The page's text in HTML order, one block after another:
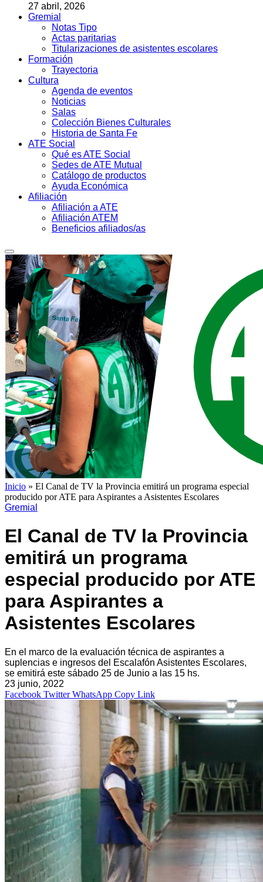
27 abril, 2026
Gremial
Notas Tipo
Actas paritarias
Titularizaciones de asistentes escolares
Formación
Trayectoria
Cultura
Agenda de eventos
Noticias
Salas
Colección Bienes Culturales
Historia de Santa Fe
ATE Social
Qué es ATE Social
Sedes de ATE Mutual
Catálogo de productos
Ayuda Económica
Afiliación
Afiliación a ATE
Afiliación ATEM
Beneficios afiliados/as
Inicio » El Canal de TV la Provincia emitirá un programa especial
producido por ATE para Aspirantes a Asistentes Escolares
Gremial
El Canal de TV la Provincia
emitirá un programa
especial producido por ATE
para Aspirantes a
Asistentes Escolares
En el marco de la evaluación técnica de aspirantes a
suplencias e ingresos del Escalafón Asistentes Escolares,
se emitirá este sábado 25 de Junio a las 15 hs.
23 junio, 2022
Facebook Twitter WhatsApp Copy Link